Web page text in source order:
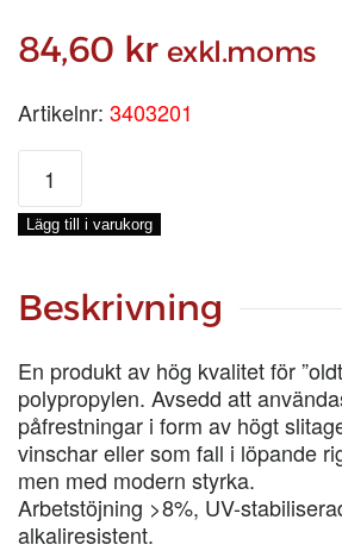
84,60 kr exkl.moms
Artikelnr: 3403201
CARLMARKS
CLASSTECH
HEMP
3-
Ø
20
LÖPM
mängd
Lägg till i varukorg
Beskrivning
En produkt av hög kvalitet för
polypropylen. Avsedd att
påfrestningar i form av högt
vinschar eller som fall i löpande
men med modern styrka.
Arbetstöjning >8%, UV-
alkaliresistent.